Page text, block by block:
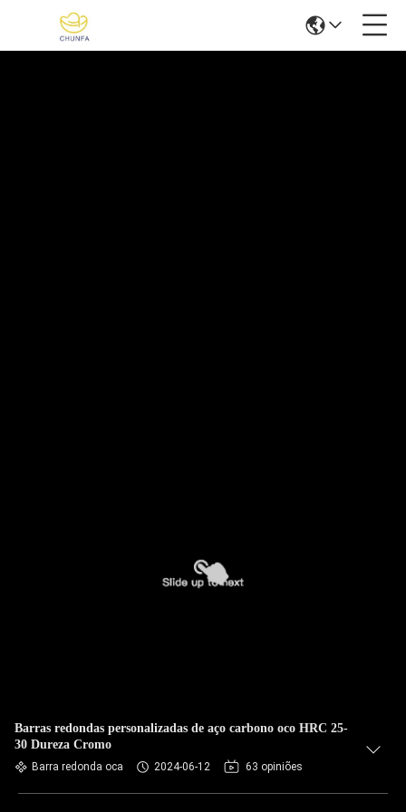
Barras redondas personalizadas de aço carbono oco HRC 25-
30 Dureza Cromo
Barra redonda oca 2024-06-12 63 opiniões